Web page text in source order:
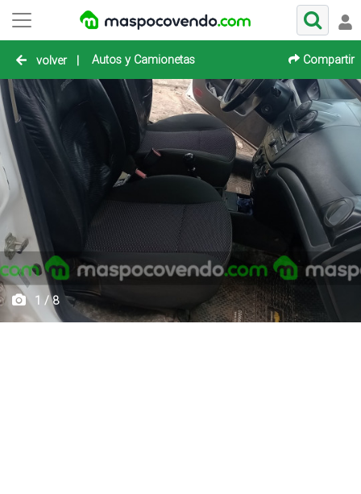
volver | Autos y Camionetas Compartir
1 / 8